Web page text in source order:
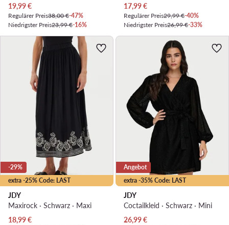
Aktueller Preis
19,99€
Regulärer Preis38,00 €-47%
Niedrigster Preis23,99 €-16%
Aktueller Preis
17,99€
Regulärer Preis29,99 €-40%
Niedrigster Preis26,99 €-33%
extra -25% Code: LAST
-29%
JDY
Maxirock · Schwarz · Maxi
Aktueller Preis
18,99€
extra -35% Code: LAST
Angebot
JDY
Coctailkleid · Schwarz · Mini
Aktueller Preis
26,99€